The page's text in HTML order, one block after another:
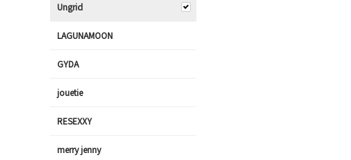
Ungrid
LAGUNAMOON
GYDA
jouetie
RESEXXY
merry jenny